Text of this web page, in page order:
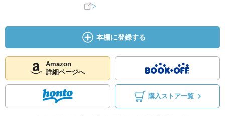
本棚に登録する
Amazon
詳細ページへ
購入ストア一覧